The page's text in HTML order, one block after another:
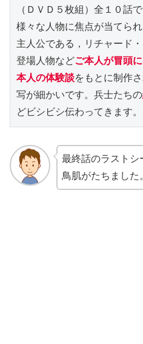
（ＤＶＤ５枚組）全１０話
様々な人物に焦点が当てら
主人公である，リチャード
登場人物などご本人が冒頭
本人の体験談をもとに制作
写が細かいです。兵士たちの
どビシビシ伝わってきます。
最終話のラストシ
鳥肌がたちました